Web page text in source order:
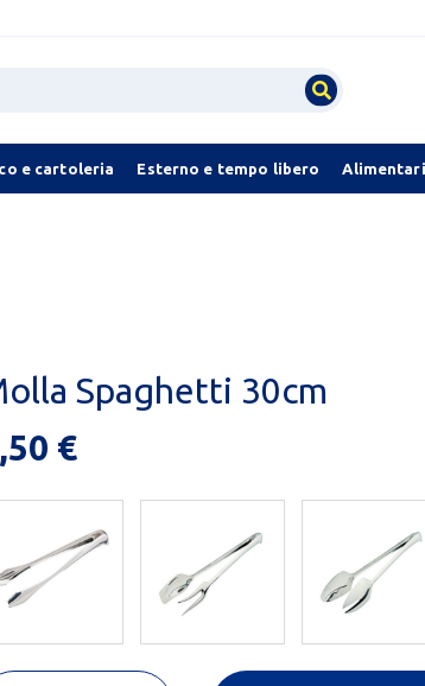
e cartoleria Esterno e tempo libero Alimentari
Spaghetti 30cm
€